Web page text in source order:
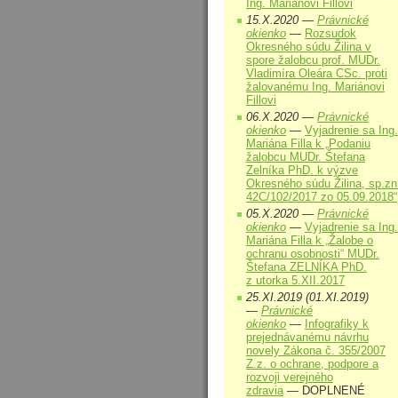
Ing. Mariánovi Fillovi
15.X.2020 — Právnické
okienko — Rozsudok
Okresného súdu Žilina v
spore žalobcu prof. MUDr.
Vladimíra Oleára CSc. proti
žalovanému Ing. Mariánovi
Fillovi
06.X.2020 — Právnické
okienko — Vyjadrenie sa Ing.
Mariána Filla k „Podaniu
žalobcu MUDr. Štefana
Zelníka PhD. k výzve
Okresného súdu Žilina,
42C/102/2017 zo 05.09.2018“
05.X.2020 — Právnické
okienko — Vyjadrenie sa Ing.
Mariána Filla k „Žalobe o
ochranu osobnosti“ MUDr.
Štefana ZELNÍKA PhD.
z utorka 5.XII.2017
25.XI.2019 (01.XI.2019)
— Právnické
okienko — Infografiky k
prejednávanému návrhu
novely Zákona č. 355/2007
Z.z. o ochrane, podpore a
rozvoji verejného
zdravia— DOPLNENÉ